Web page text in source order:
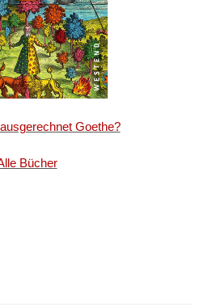
Goethe?
Bücher